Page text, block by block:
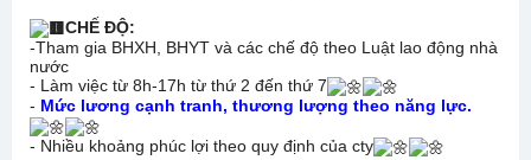
CHẾ ĐỘ:
-Tham gia BHXH, BHYT và các chế độ theo Luật lao động nhà
nước
- Làm việc từ 8h-17h từ thứ 2 đến thứ 7
- Mức lương cạnh tranh, thương lượng theo năng lực.
- Nhiều khoảng phúc lợi theo quy định của cty